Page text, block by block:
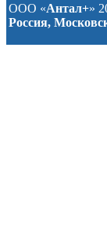
ООО «Антал+»
Россия,